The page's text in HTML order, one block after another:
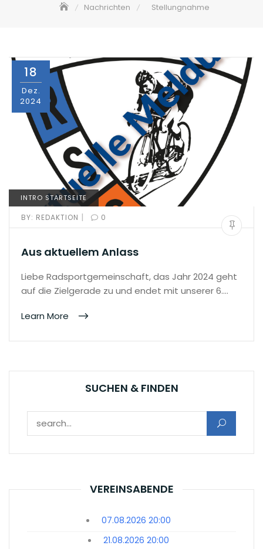
Nachrichten Stellungnahme
18
Dez.
2024
INTRO STARTSEITE
BY: REDAKTION | 0
Aus aktuellem Anlass
Liebe Radsportgemeinschaft, das Jahr 2024 geht
auf die Zielgerade zu und endet mit unserer 6.…
Learn More
SUCHEN & FINDEN
VEREINSABENDE
07.08.2026 20:00
21.08.2026 20:00